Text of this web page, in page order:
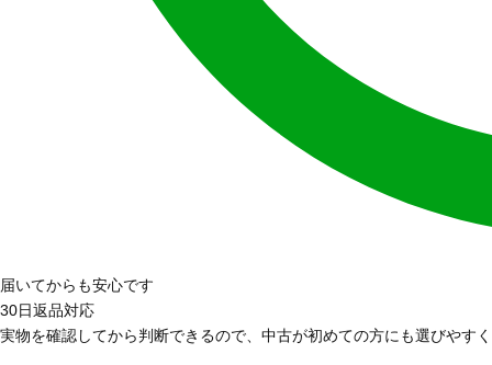
届いてからも安心です
30日返品対応
実物を確認してから判断できるので、中古が初めての方にも選びやす